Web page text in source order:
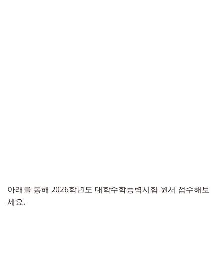
아래를 통해 2026학년도 대학수학능력시험 원서 접수해보
세요.